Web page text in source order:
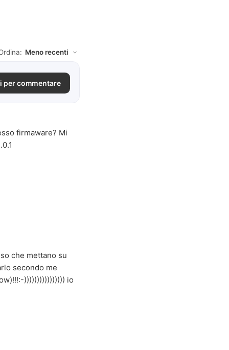
per commentare
firmaware? Mi
che mettano su
secondo me
)))))))))))))))) io